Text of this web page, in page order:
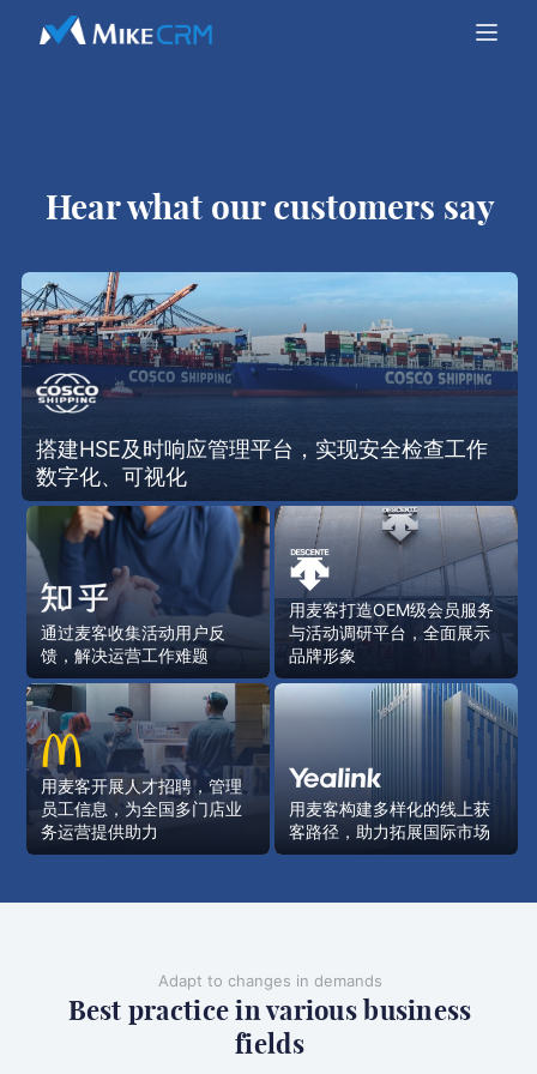
Hear what our customers say
搭建HSE及时响应管理平台，实现安全检查工作
数字化、可视化
通过麦客收集活动用户反
馈，解决运营工作难题
用麦客打造OEM级会员服务
与活动调研平台，全面展示
品牌形象
用麦客开展人才招聘，管理
员工信息，为全国多门店业
务运营提供助力
用麦客构建多样化的线上获
客路径，助力拓展国际市场
Adapt to changes in demands
Best practice in various business
fields